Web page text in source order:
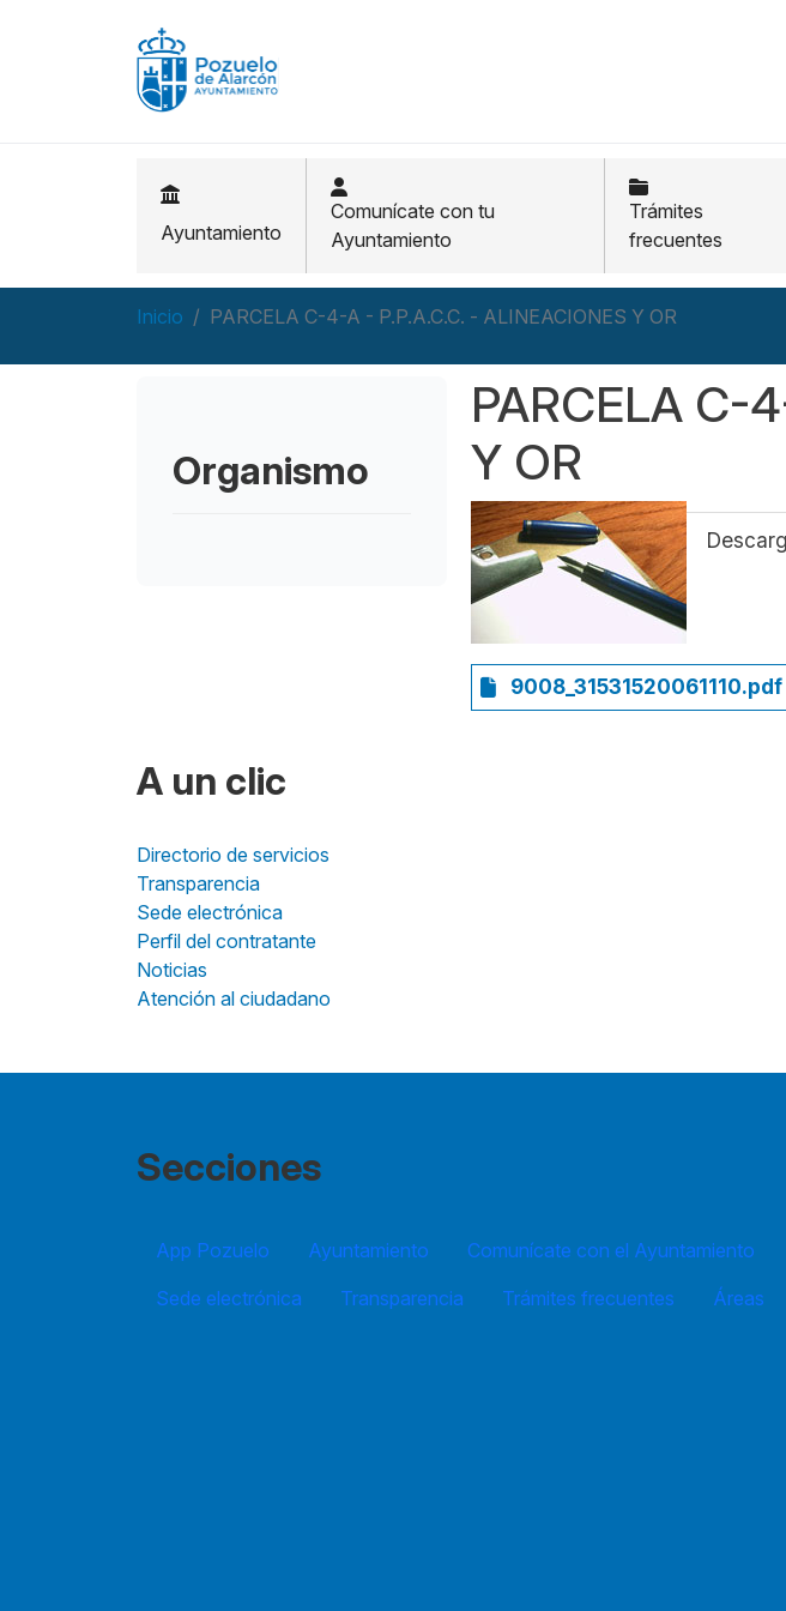
Ayuntamiento
Comunícate con tu
Ayuntamiento
Trámites
frecuentes
Inicio PARCELA C-4-A - P.P.A.C.C. - ALINEACIONES Y OR
Organismo
PARCELA C-
Y OR
9008_31531520061110.pdf
A un clic
Directorio de servicios
Transparencia
Sede electrónica
Perfil del contratante
Noticias
Atención al ciudadano
Secciones
App Pozuelo Ayuntamiento Comunícate con el Ayuntamiento
Sede electrónica
Transparencia Trámites frecuentes Áreas